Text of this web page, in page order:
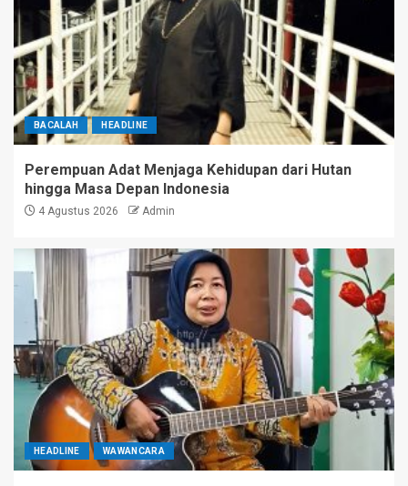
BACALAH HEADLINE
Perempuan Adat Menjaga Kehidupan dari Hutan
hingga Masa Depan Indonesia
4 Agustus 2026 Admin
HEADLINE WAWANCARA